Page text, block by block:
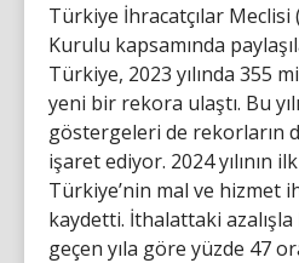
Türkiye İhracatçılar Meclisi
Kurulu kapsamında
Türkiye, 2023 yılında 355
yeni bir rekora ulaştı. Bu
göstergeleri de rekorların
işaret ediyor. 2024 yılının
Türkiye’nin mal ve hizmet
kaydetti. İthalattaki
geçen yıla göre yüzde 47